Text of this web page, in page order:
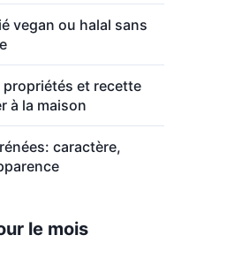
vegan ou halal sans
propriétés et recette
à la maison
caractère,
le mois